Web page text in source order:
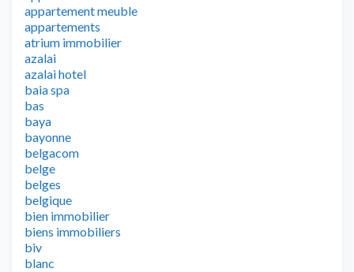
appartement meuble
appartements
atrium immobilier
azalai
azalai hotel
baia spa
bas
baya
bayonne
belgacom
belge
belges
belgique
bien immobilier
biens immobiliers
biv
blanc